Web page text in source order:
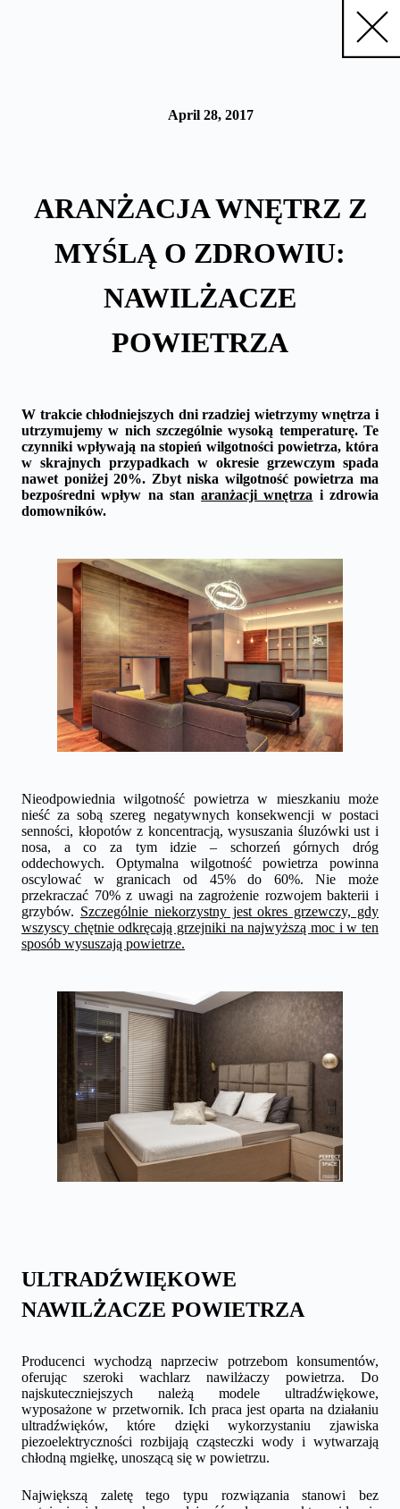
April 28, 2017
ARANŻACJA WNĘTRZ Z
MYŚLĄ O ZDROWIU:
NAWILŻACZE
POWIETRZA
W trakcie chłodniejszych dni rzadziej wietrzymy wnętrza i
utrzymujemy w nich szczególnie wysoką temperaturę. Te
czynniki wpływają na stopień wilgotności powietrza, która
w skrajnych przypadkach w okresie grzewczym spada
nawet poniżej 20%. Zbyt niska wilgotność powietrza ma
bezpośredni wpływ na stanaranżacji wnętrza i zdrowia
domowników.
Nieodpowiednia wilgotność powietrza w mieszkaniu może
nieść za sobą szereg negatywnych konsekwencji w postaci
senności, kłopotów z koncentracją, wysuszania śluzówki ust i
nosa, a co za tym idzie – schorzeń górnych dróg
oddechowych. Optymalna wilgotność powietrza powinna
oscylować w granicach od 45% do 60%. Nie może
przekraczać 70% z uwagi na zagrożenie rozwojem bakterii i
grzybów. Szczególnie niekorzystny jest okres grzewczy, gdy
wszyscy chętnie odkręcają grzejniki na najwyższą moc i w ten
sposób wysuszają powietrze.
ULTRADŹWIĘKOWE
NAWILŻACZE POWIETRZA
Producenci wychodzą naprzeciw potrzebom konsumentów,
oferując szeroki wachlarz nawilżaczy powietrza. Do
najskuteczniejszych należą modele ultradźwiękowe,
wyposażone w przetwornik. Ich praca jest oparta na działaniu
ultradźwięków, które dzięki wykorzystaniu zjawiska
piezoelektryczności rozbijają cząsteczki wody i wytwarzają
chłodną mgiełkę, unoszącą się w powietrzu.
Największą zaletę tego typu rozwiązania stanowi bez